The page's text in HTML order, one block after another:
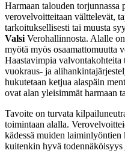
Harmaan talouden
verovelvoitteitaan välttelevät,
tarkoituksellisesti tai muusta
Valsi Verohallinnosta. Alalle
myötä myös osaamattomuutta
Haastavimpia valvontakohteita
vuokraus- ja
hukutetaan ketjua alaspäin
ovat alan yleisimmät harmaan
Tavoite on turvata
toimintaan alalla.
kädessä muiden
kuitenkin hyvä